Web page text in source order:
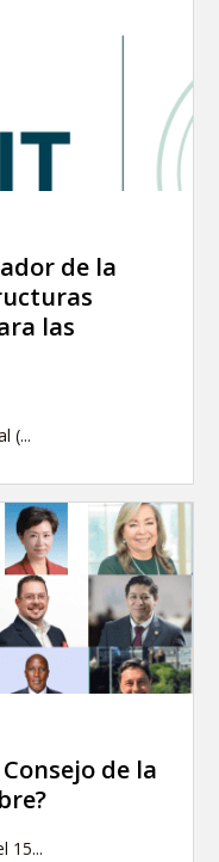
de la
las
(...
de la
15...